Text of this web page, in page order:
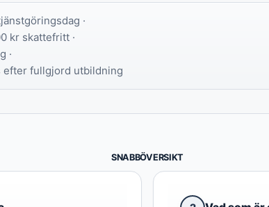
·
kr skattefritt ·
·
efter fullgjord utbildning
SNABBÖVERSIKT